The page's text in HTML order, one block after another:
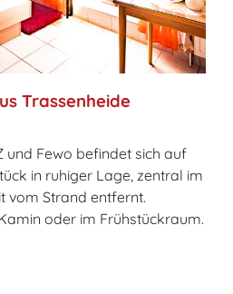
Trassenheide
und Fewo befindet sich auf
in ruhiger Lage, zentral im
vom Strand entfernt.
oder im Frühstückraum.